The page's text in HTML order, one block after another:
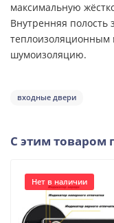
максимальную
Внутренняя полость
теплоизоляционным
шумоизоляцию.
входные двери
С этим товаром
Нет в наличии